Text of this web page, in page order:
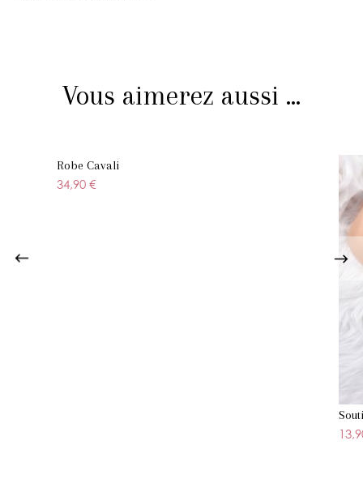
Vous aimerez aussi ...
Robe Cavali
34,90 €